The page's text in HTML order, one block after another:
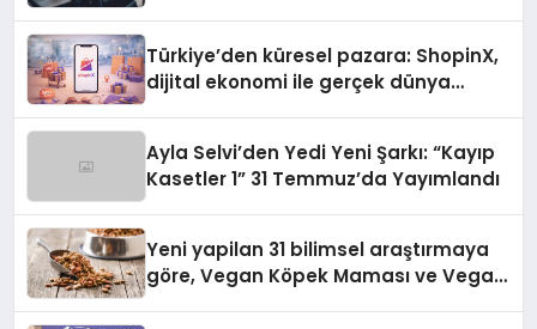
Türkiye’den küresel pazara: ShopinX,
dijital ekonomi ile gerçek dünya
Ayla Selvi’den Yedi Yeni Şarkı: “Kayıp
Kasetler 1” 31 Temmuz’da Yayımlandı
Yeni yapilan 31 bilimsel araştırmaya
göre, Vegan Köpek Maması ve Vegan